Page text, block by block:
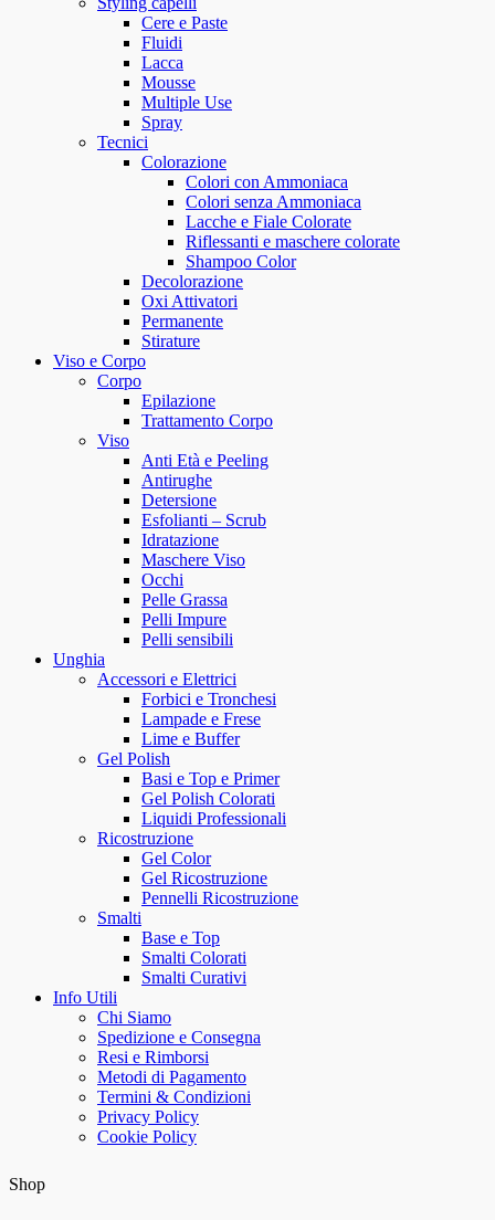
Cere e Paste
Fluidi
Lacca
Mousse
Multiple Use
Spray
Tecnici
Colorazione
Colori con Ammoniaca
Colori senza Ammoniaca
Lacche e Fiale Colorate
Riflessanti e maschere colorate
Shampoo Color
Decolorazione
Oxi Attivatori
Permanente
Stirature
Viso e Corpo
Corpo
Epilazione
Trattamento Corpo
Viso
Anti Età e Peeling
Antirughe
Detersione
Esfolianti – Scrub
Idratazione
Maschere Viso
Occhi
Pelle Grassa
Pelli Impure
Pelli sensibili
Unghia
Accessori e Elettrici
Forbici e Tronchesi
Lampade e Frese
Lime e Buffer
Gel Polish
Basi e Top e Primer
Gel Polish Colorati
Liquidi Professionali
Ricostruzione
Gel Color
Gel Ricostruzione
Pennelli Ricostruzione
Smalti
Base e Top
Smalti Colorati
Smalti Curativi
Info Utili
Chi Siamo
Spedizione e Consegna
Resi e Rimborsi
Metodi di Pagamento
Termini & Condizioni
Privacy Policy
Cookie Policy
Shop